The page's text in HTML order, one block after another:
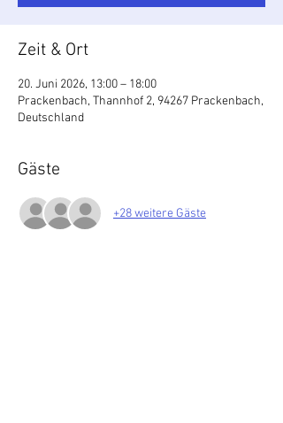
Zeit & Ort
20. Juni 2026, 13:00 – 18:00
Prackenbach, Thannhof 2, 94267 Prackenbach,
Deutschland
Gäste
+28 weitere Gäste